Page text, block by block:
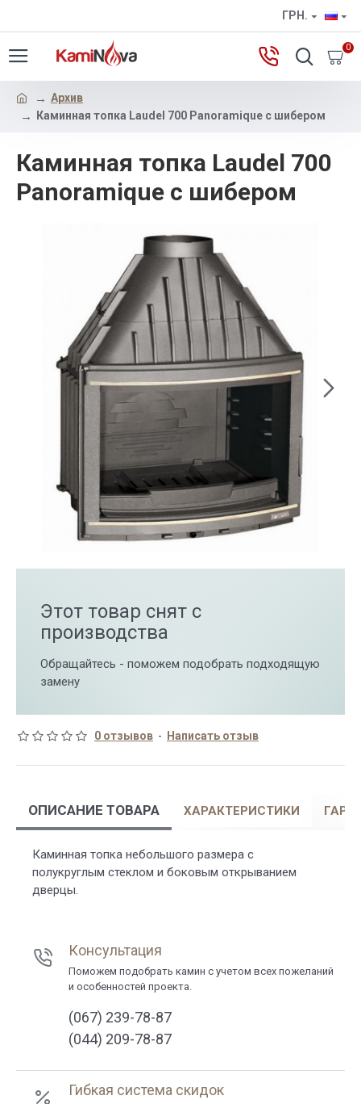
ГРН.
0
Архив
Каминная топка Laudel 700 Panoramique с шибером
Каминная топка Laudel 700
Panoramique с шибером
Этот товар снят с
производства
Обращайтесь - поможем подобрать подходящую
замену
0 отзывов - Написать отзыв
ОПИСАНИЕ ТОВАРА ХАРАКТЕРИСТИКИ
Каминная топка небольшого размера с
полукруглым стеклом и боковым открыванием
дверцы.
Консультация
Поможем подобрать камин с учетом всех пожеланий
и особенностей проекта.
(067) 239-78-87
(044) 209-78-87
Гибкая система скидок